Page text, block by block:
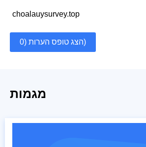
choalauysurvey.top
הצג טופס הערות (0)
מגמות